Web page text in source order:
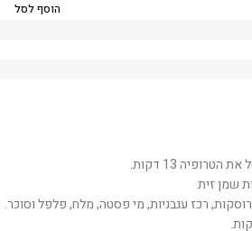
הוסף לסל
13 דקות.
רכז עגבניות, מי פסטה, מלח, פלפל וסוכר.